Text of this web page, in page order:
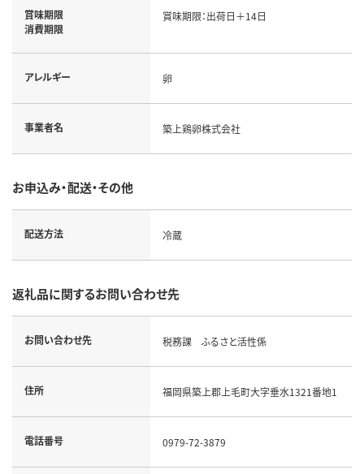
賞味期限
消費期限
賞味期限：出荷日＋14日
アレルギー 卵
事業者名 築上鶏卵株式会社
お申込み・配送・その他
配送方法 冷蔵
返礼品に関するお問い合わせ先
お問い合わせ先 税務課 ふるさと活性係
住所 福岡県築上郡上毛町大字垂水1321番地1
電話番号 0979-72-3879